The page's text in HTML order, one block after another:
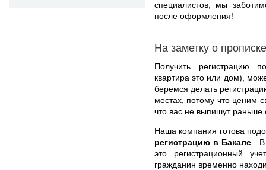
специалистов, мы
после оформления!
На заметку о прописке
Получить регистрацию
квартира это или дом),
беремся делать
местах, потому что ценим
что вас не выпишут раньше
Наша компания готова
регистрацию в Бакале
.
это регистрационный
гражданин временно